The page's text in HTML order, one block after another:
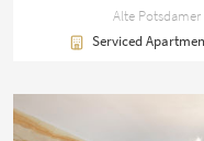
Alte Potsdamer
Serviced